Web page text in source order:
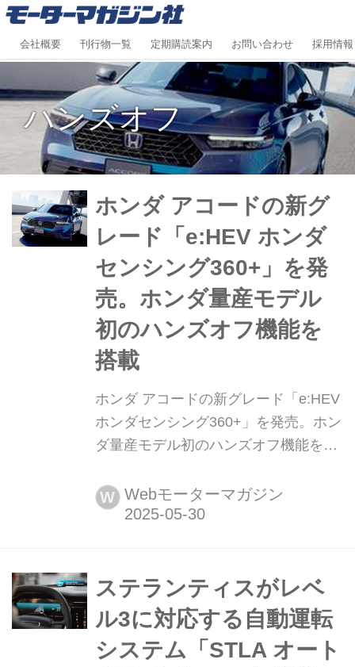
会社概要 刊行物一覧 定期購読案内 お問い合わせ 採用情報
ハンズオフ
ホンダ アコードの新グ
レード「e:HEV ホンダ
センシング360+」を発
売。ホンダ量産モデル
初のハンズオフ機能を
搭載
ホンダ アコードの新グレード「e:HEV
ホンダセンシング360+」を発売。ホン
ダ量産モデル初のハンズオフ機能を搭
に新グレード「e:HEV ホンダセンシン
グ(Honda SENSING)360+」を追加設
W Webモーターマガジン
ステランティスがレベ
ル3に対応する自動運転
システム「STLA オート